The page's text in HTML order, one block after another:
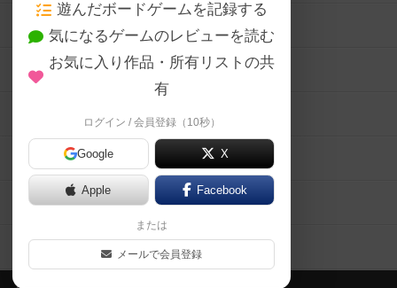
遊んだボードゲームを記録する
気になるゲームのレビューを読む
お気に入り作品・所有リストの共
有
ログイン / 会員登録（10秒）
Google X
Apple Facebook
または
メールで会員登録
ボードゲーム会情報
メカニクス特集
掲示板・トピックス
ボドとも・会員一覧
ボードゲーム業界コラム
ボドゲーマご利用案内